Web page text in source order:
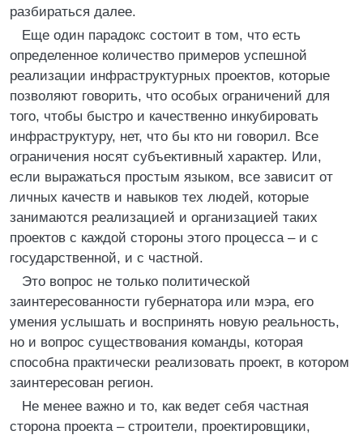
разбираться далее.
Еще один парадокс состоит в том, что есть
определенное количество примеров успешной
реализации инфраструктурных проектов, которые
позволяют говорить, что особых ограничений для
того, чтобы быстро и качественно инкубировать
инфраструктуру, нет, что бы кто ни говорил. Все
ограничения носят субъективный характер. Или,
если выражаться простым языком, все зависит от
личных качеств и навыков тех людей, которые
занимаются реализацией и организацией таких
проектов с каждой стороны этого процесса – и с
государственной, и с частной.
Это вопрос не только политической
заинтересованности губернатора или мэра, его
умения услышать и воспринять новую реальность,
но и вопрос существования команды, которая
способна практически реализовать проект, в котором
заинтересован регион.
Не менее важно и то, как ведет себя частная
сторона проекта – строители, проектировщики,